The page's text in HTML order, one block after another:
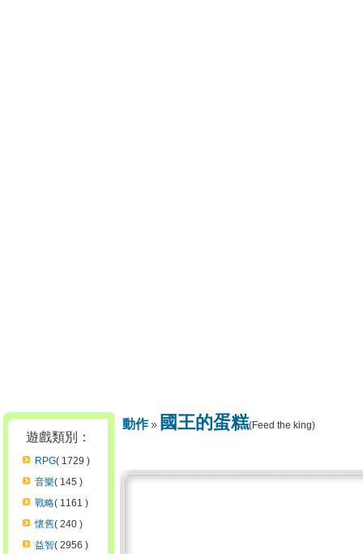
遊戲類別：
RPG( 1729 )
音樂( 145 )
戰略( 1161 )
懷舊( 240 )
益智( 2956 )
動作 國王的蛋糕(Feed the king)